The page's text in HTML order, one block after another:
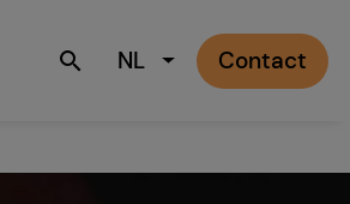
search NL Contact